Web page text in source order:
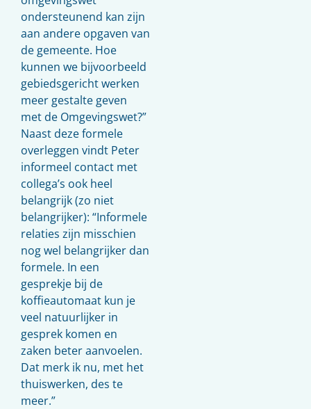
ondersteunend kan zijn
aan andere opgaven van
de gemeente. Hoe
kunnen we bijvoorbeeld
gebiedsgericht werken
meer gestalte geven
met de Omgevingswet?”
Naast deze formele
overleggen vindt Peter
informeel contact met
collega’s ook heel
belangrijk (zo niet
belangrijker): “Informele
relaties zijn misschien
nog wel belangrijker dan
formele. In een
gesprekje bij de
koffieautomaat kun je
veel natuurlijker in
gesprek komen en
zaken beter aanvoelen.
Dat merk ik nu, met het
thuiswerken, des te
meer.”